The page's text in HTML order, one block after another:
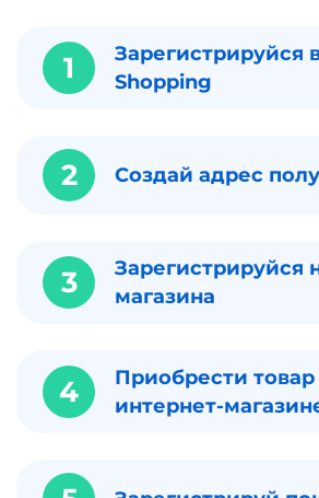
1
Зарегистрируйся
Shopping
2 Создай адрес
3
Зарегистрируйся
магазина
4
Приобрести товар
интернет-